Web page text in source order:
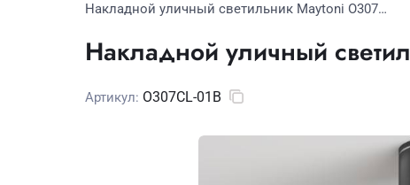
Накладной уличный светильник Maytoni O307CL-01B
Накладной уличный
Артикул: O307CL-01B